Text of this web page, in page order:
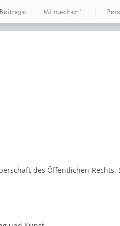
Beiträge Mitmachen!
des Öffentlichen